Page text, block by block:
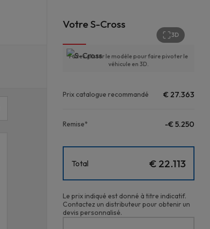
Votre S-Cross
3D
Faites glisser le modèle pour faire pivoter le
véhicule en 3D.
Prix catalogue recommandé € 27.363
Remise* -€ 5.250
Total € 22.113
Le prix indiqué est donné à titre indicatif.
Contactez un distributeur pour obtenir un
devis personnalisé.